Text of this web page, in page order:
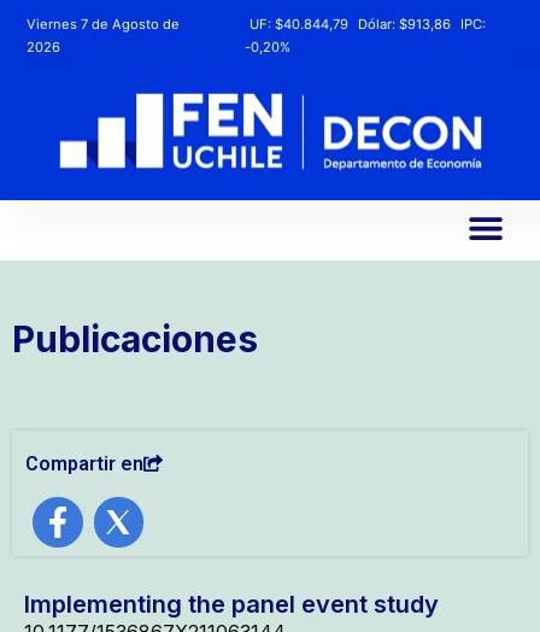
Viernes 7 de Agosto de
2026
UF: $40.844,79 Dólar: $913,86
IPC:
-0,20%
Publicaciones
Compartir en
Implementing the panel event study